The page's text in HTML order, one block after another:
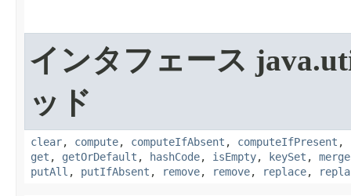
インタフェース
ッド
clear, compute, computeIfAbsent , computeIfPresent ,
get , getOrDefault , hashCode, isEmpty, keySet , merge
putAll , putIfAbsent , remove, remove, replace,